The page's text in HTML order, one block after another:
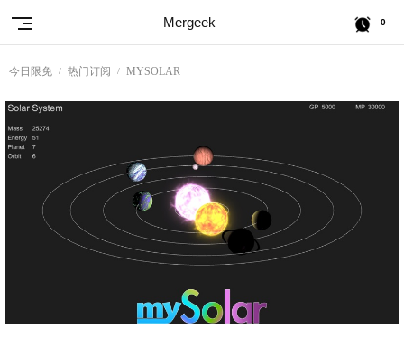
Mergeek 0
今日限免 热门订阅 MYSOLAR